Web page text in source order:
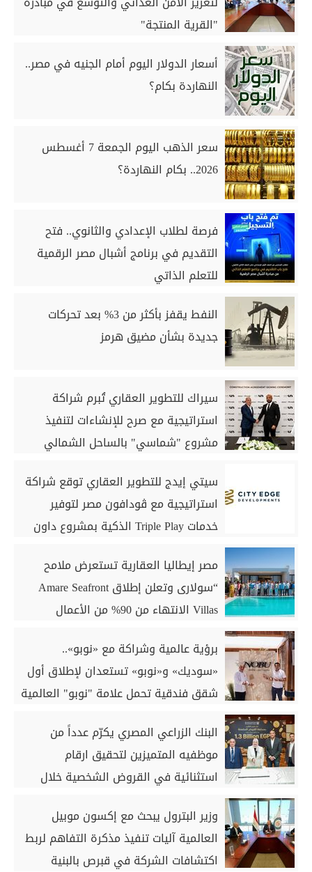
"القرية المنتجة"
أسعار الدولار اليوم أمام الجنيه في مصر..
النهاردة بكام؟
سعر الذهب اليوم الجمعة 7 أغسطس
2026.. بكام النهاردة؟
فرصة لطلاب الإعدادي والثانوي.. فتح
التقديم في برنامج أشبال مصر الرقمية
للتعلم الذاتي
النفط يقفز بأكثر من 3% بعد تحركات
جديدة بشأن مضيق هرمز
سيراك للتطوير العقاري تُبرم شراكة
استراتيجية مع صرح للإنشاءات لتنفيذ
مشروع "شماسي" بالساحل الشمالي
سيتي إيدج للتطوير العقاري توقع شراكة
استراتيجية مع ڤودافون مصر لتوفير
خدمات Triple Play الذكية بمشروع داون
مصر إيطاليا العقارية تستعرض ملامح
“سولارى وتعلن إطلاق Amare Seafront
Villas الانتهاء من 90% من الأعمال
برؤية عالمية وشراكة مع «نوبو»..
«سوديك» و«نوبو» تستعدان لإطلاق أول
شقق فندقية تحمل علامة "نوبو" العالمية
أيام
البنك الزراعي المصري يكرّم عدداً من
موظفيه المتميزين لتحقيق ارقام
استثنائية في القروض الشخصية خلال
وزير البترول يبحث مع إكسون موبيل
العالمية آليات تنفيذ مذكرة التفاهم لربط
اكتشافات الشركة في قبرص بالبنية